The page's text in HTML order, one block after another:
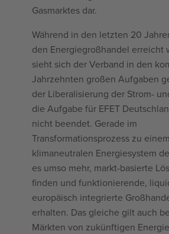
Gasmarktes dar.
Während in den letzten 20
den Energiegroßhandel erreicht
sieht sich der Verband in den
Jahrzehnten großen Aufgaben
der Liberalisierung der Strom-
die Aufgabe für EFET
nicht beendet. Gerade im
Transformationsprozess zu einem
klimaneutralen Energiesystem
es umso mehr, markt-basierte
finden und funktionierende,
europäisch integrierte
erhalten. Das gleiche gilt auch
Märkten von zukünftigen